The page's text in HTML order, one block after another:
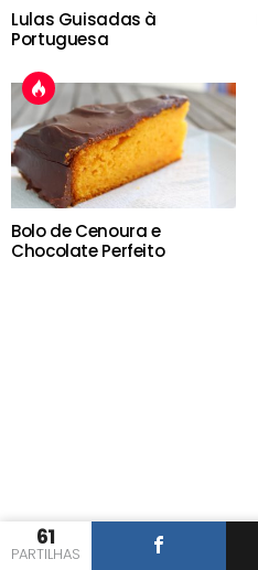
61
PARTILHAS
Lulas Guisadas à
Portuguesa
Bolo de Cenoura e
Chocolate Perfeito